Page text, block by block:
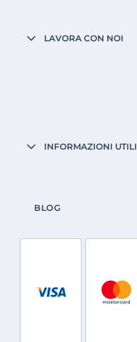
LAVORA CON NOI
INFORMAZIONI UTILI
BLOG